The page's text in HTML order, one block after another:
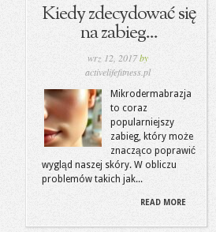
Kiedy zdecydować się
na zabieg...
wrz 12, 2017by
activelifefitness.pl
Mikrodermabrazja
to coraz
popularniejszy
zabieg, który może
znacząco poprawić
wygląd naszej skóry. W obliczu
problemów takich jak...
READ MORE